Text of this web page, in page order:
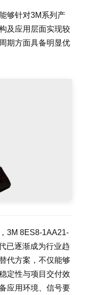
够针对3M系列产
及应用层面实现较
期方面具备明显优
3M 8ES8-1AA21-
已逐渐成为行业趋
代方案，不仅能够
定性与项目交付效
应用环境、信号要